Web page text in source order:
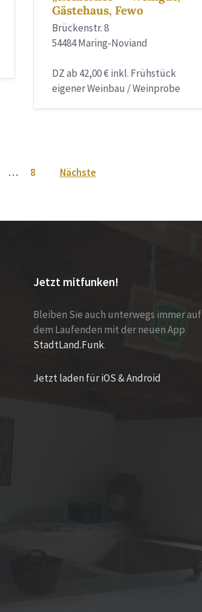
Gästehaus, Fewo
Brückenstr. 8
54484 Maring-Noviand
DZ ab 42,00 € inkl. Frühstück
eigener Weinbau / Weinprobe
… 8 Nächste
Jetzt mitfunken!
Bleiben Sie auch unterwegs immer auf
dem Laufenden mit der neuen App
StadtLand.Funk.
Jetzt laden für iOS & Android